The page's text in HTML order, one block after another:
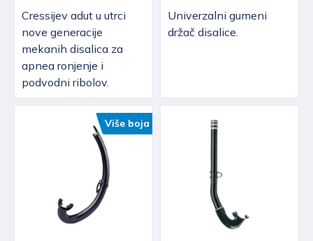
Cressijev adut u utrci
nove generacije
mekanih disalica za
apnea ronjenje i
podvodni ribolov.
Univerzalni gumeni
držač disalice.
Više boja